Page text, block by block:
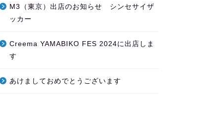
M3（東京）出店のお知らせ シンセサイザ
ッカー
Creema YAMABIKO FES 2024に出店しま
す
あけましておめでとうございます